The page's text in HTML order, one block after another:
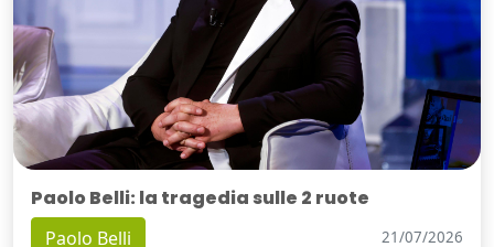
Paolo Belli: la tragedia sulle 2 ruote
Paolo Belli 21/07/2026